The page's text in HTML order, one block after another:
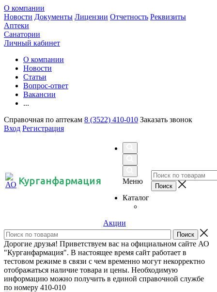
О компании
Новости Документы Лицензии Отчетность Реквизиты
Аптеки
Санатории
Личный кабинет
О компании
Новости
Статьи
Вопрос-ответ
Вакансии
...
Справочная по аптекам 8 (3522) 410-010 Заказать звонок
Вход Регистрация
Курганфармация
Меню
Каталог
Акции
Дорогие друзья! Приветствуем вас на официальном сайте АО
"Курганфармация". В настоящее время сайт работает в
тестовом режиме в связи с чем временно могут некорректно
отображаться наличие товара и цены. Необходимую
информацию можно получить в единой справочной службе
по номеру 410-010